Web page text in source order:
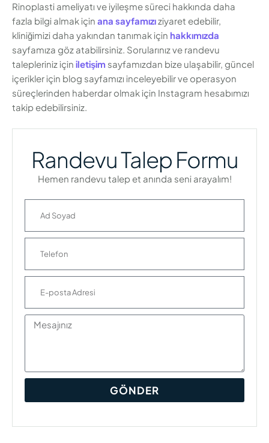
Rinoplasti ameliyatı ve iyileşme süreci hakkında daha
fazla bilgi almak için ana sayfamızıziyaret edebilir,
kliniğimizi daha yakından tanımak için hakkımızda
sayfamıza göz atabilirsiniz. Sorularınız ve randevu
talepleriniz için iletişim sayfamızdan bize ulaşabilir, güncel
içerikler için blog sayfamızı inceleyebilir ve operasyon
süreçlerinden haberdar olmak için Instagram hesabımızı
takip edebilirsiniz.
Randevu Talep Formu
Hemen randevu talep et anında seni arayalım!
GÖNDER